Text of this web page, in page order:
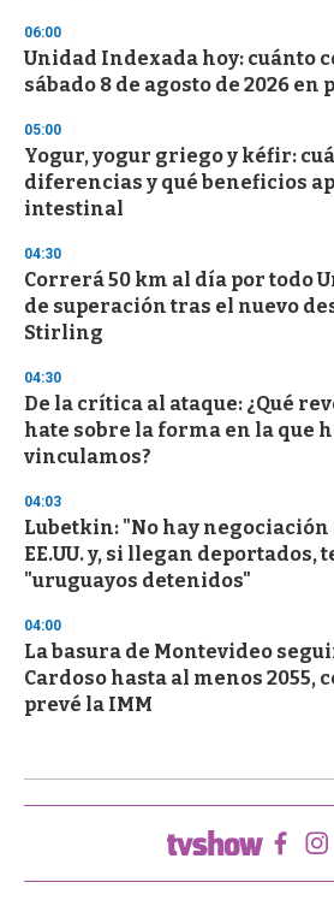
06:00
Unidad Indexada hoy: cuánto
sábado 8 de agosto de 2026 en
05:00
Yogur, yogur griego y kéfir:
diferencias y qué beneficios
intestinal
04:30
Correrá 50 km al día por todo
de superación tras el nuevo
Stirling
04:30
De la crítica al ataque: ¿Qué
hate sobre la forma en la que
vinculamos?
04:03
Lubetkin: "No hay
EE.UU. y, si llegan
"uruguayos detenidos"
04:00
La basura de Montevideo
Cardoso hasta al menos 2055,
prevé la IMM